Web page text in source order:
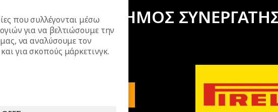
ΕΠΙΣΗΜΟΣ
που συλλέγονται μέσω
για να βελτιώσουμε την
να αναλύσουμε τον
για σκοπούς μάρκετινγκ.